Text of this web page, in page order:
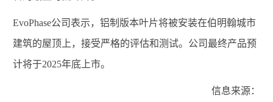
EvoPhase公司表示，铝制版本叶片将被安装在伯明翰城市
建筑的屋顶上，接受严格的评估和测试。公司最终产品预
计将于2025年底上市。
信息来源：